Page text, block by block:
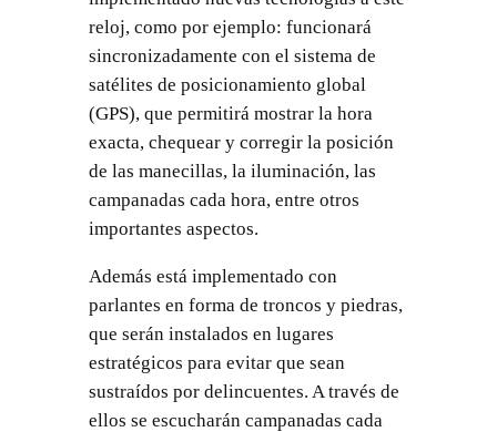
reloj, como por ejemplo: funcionará
sincronizadamente con el sistema de
satélites de posicionamiento global
(GPS), que permitirá mostrar la hora
exacta, chequear y corregir la posición
de las manecillas, la iluminación, las
campanadas cada hora, entre otros
importantes aspectos.
Además está implementado con
parlantes en forma de troncos y piedras,
que serán instalados en lugares
estratégicos para evitar que sean
sustraídos por delincuentes. A través de
ellos se escucharán campanadas cada